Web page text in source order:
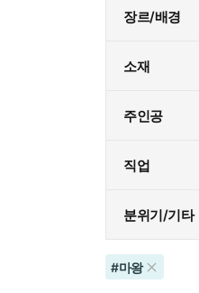
장르/배경
소재
주인공
직업
분위기/기타
#마왕